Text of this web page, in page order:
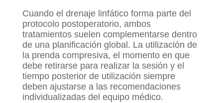
Cuando el drenaje linfático forma parte del
protocolo postoperatorio, ambos
tratamientos suelen complementarse dentro
de una planificación global. La utilización de
la prenda compresiva, el momento en que
debe retirarse para realizar la sesión y el
tiempo posterior de utilización siempre
deben ajustarse a las recomendaciones
individualizadas del equipo médico.